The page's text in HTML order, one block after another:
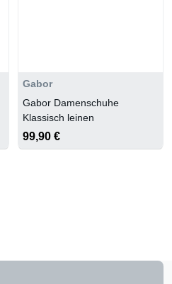
Gabor
Gabor Damenschuhe
Klassisch leinen
99,90 €